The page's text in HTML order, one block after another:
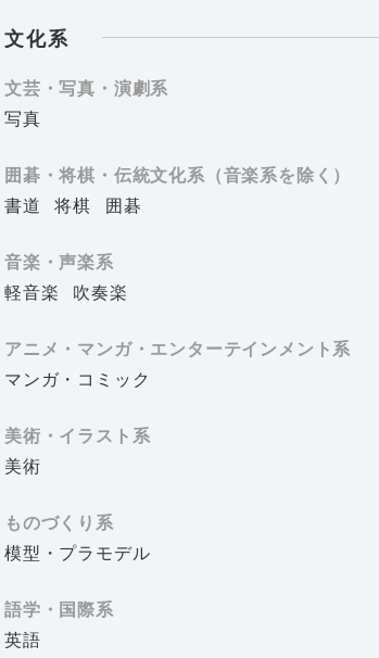
文化系
文芸・写真・演劇系
写真
囲碁・将棋・伝統文化系（音楽系を除く）
書道
将棋 囲碁
音楽・声楽系
軽音楽
吹奏楽
アニメ・マンガ・エンターテインメント系
マンガ・コミック
美術・イラスト系
美術
ものづくり系
模型・プラモデル
語学・国際系
英語